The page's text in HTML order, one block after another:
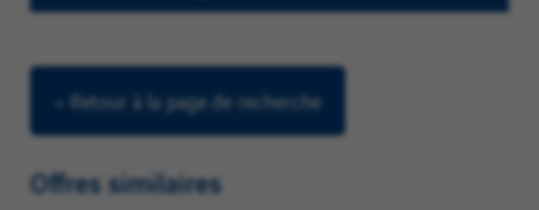
< Retour à la page de recherche
Offres similaires